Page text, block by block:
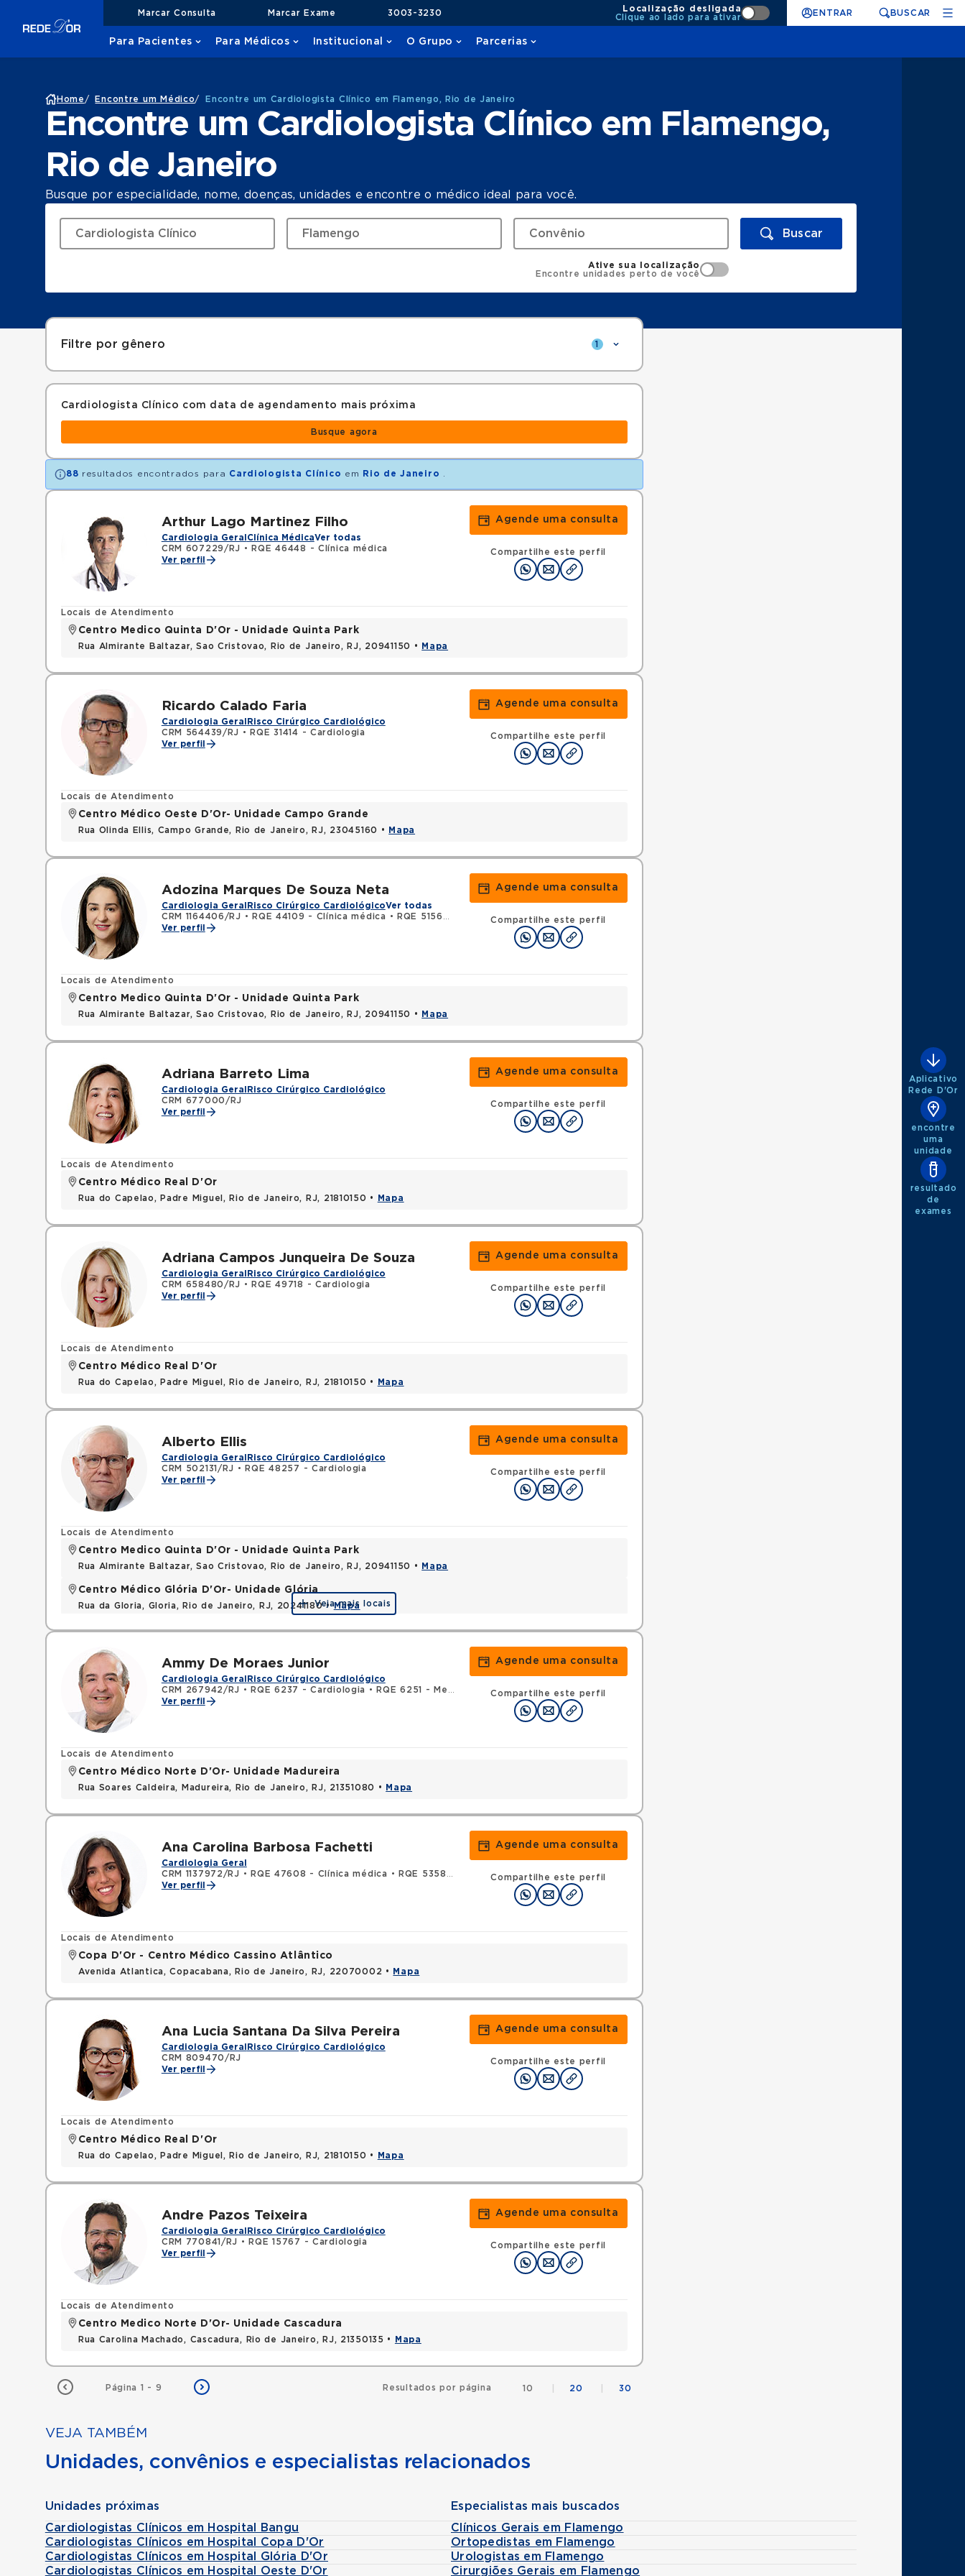
Marcar Consulta Marcar Exame 3003-3230
Localização desligada
Clique ao lado para ativar
ENTRAR BUSCAR
Para Pacientes Para Médicos Institucional O Grupo Parcerias
Home / Encontre um Médico/ Encontre um Cardiologista Clínico em Flamengo, Rio de Janeiro
Encontre um Cardiologista Clínico em Flamengo,
Rio de Janeiro
Busque por especialidade, nome, doenças, unidades e encontre o médico ideal para você.
Buscar
Ative sua localização
Encontre unidades perto de você
Filtre por gênero 1
Cardiologista Clínico com data de agendamento mais próxima
Busque agora
88 resultados encontrados para Cardiologista Clínico em Rio de Janeiro
Arthur Lago Martinez Filho
Cardiologia Geral Clínica MédicaVer todas
CRM 607229/RJ •
RQE 46448 - Clínica médica
Ver perfil
Agende uma consulta
Compartilhe este perfil
Locais de Atendimento
Centro Medico Quinta D'Or - Unidade Quinta Park
Rua Almirante Baltazar, Sao Cristovao, Rio de Janeiro, RJ, 20941150 • Mapa
Ricardo Calado Faria
Cardiologia Geral Risco Cirúrgico Cardiológico
CRM 564439/RJ •
RQE 31414 - Cardiologia
Ver perfil
Agende uma consulta
Compartilhe este perfil
Locais de Atendimento
Centro Médico Oeste D'Or- Unidade Campo Grande
Rua Olinda Ellis, Campo Grande, Rio de Janeiro, RJ, 23045160 • Mapa
Adozina Marques De Souza Neta
Cardiologia Geral Risco Cirúrgico CardiológicoVer todas
CRM 1164406/RJ • RQE 44109 - Clínica médica •
RQE 51567 - Cardiologia
Ver perfil
Agende uma consulta
Compartilhe este perfil
Locais de Atendimento
Centro Medico Quinta D'Or - Unidade Quinta Park
Rua Almirante Baltazar, Sao Cristovao, Rio de Janeiro, RJ, 20941150 • Mapa
Adriana Barreto Lima
Cardiologia Geral Risco Cirúrgico Cardiológico
CRM 677000/RJ
Ver perfil
Agende uma consulta
Compartilhe este perfil
Locais de Atendimento
Centro Médico Real D'Or
Rua do Capelao, Padre Miguel, Rio de Janeiro, RJ, 21810150 • Mapa
Adriana Campos Junqueira De Souza
Cardiologia Geral Risco Cirúrgico Cardiológico
CRM 658480/RJ •
RQE 49718 - Cardiologia
Ver perfil
Agende uma consulta
Compartilhe este perfil
Locais de Atendimento
Centro Médico Real D'Or
Rua do Capelao, Padre Miguel, Rio de Janeiro, RJ, 21810150 • Mapa
Alberto Ellis
Cardiologia Geral Risco Cirúrgico Cardiológico
CRM 502131/RJ •
RQE 48257 - Cardiologia
Ver perfil
Agende uma consulta
Compartilhe este perfil
Locais de Atendimento
Centro Medico Quinta D'Or - Unidade Quinta Park
Rua Almirante Baltazar, Sao Cristovao, Rio de Janeiro, RJ, 20941150 • Mapa
Centro Médico Glória D'Or- Unidade Glória
Rua da Gloria, Gloria, Rio de Janeiro, RJ, 20241180 •Mapa
Veja mais locais
Ammy De Moraes Junior
Cardiologia Geral Risco Cirúrgico Cardiológico
CRM 267942/RJ • RQE 6237 - Cardiologia •
RQE 6251 - Medicina do trabalho
Ver perfil
Agende uma consulta
Compartilhe este perfil
Locais de Atendimento
Centro Médico Norte D'Or- Unidade Madureira
Rua Soares Caldeira, Madureira, Rio de Janeiro, RJ, 21351080 • Mapa
Ana Carolina Barbosa Fachetti
Cardiologia Geral
CRM 1137972/RJ • RQE 47608 - Clínica médica •
RQE 53584 - Cardiologia
Ver perfil
Agende uma consulta
Compartilhe este perfil
Locais de Atendimento
Copa D'Or - Centro Médico Cassino Atlântico
Avenida Atlantica, Copacabana, Rio de Janeiro, RJ, 22070002 • Mapa
Ana Lucia Santana Da Silva Pereira
Cardiologia Geral Risco Cirúrgico Cardiológico
CRM 809470/RJ
Ver perfil
Agende uma consulta
Compartilhe este perfil
Locais de Atendimento
Centro Médico Real D'Or
Rua do Capelao, Padre Miguel, Rio de Janeiro, RJ, 21810150 • Mapa
Andre Pazos Teixeira
Cardiologia Geral Risco Cirúrgico Cardiológico
CRM 770841/RJ •
RQE 15767 - Cardiologia
Ver perfil
Agende uma consulta
Compartilhe este perfil
Locais de Atendimento
Centro Medico Norte D'Or- Unidade Cascadura
Rua Carolina Machado, Cascadura, Rio de Janeiro, RJ, 21350135 • Mapa
Página 1 - 9 Resultados por página 10 20 30
VEJA TAMBÉM
Unidades, convênios e especialistas relacionados
Unidades próximas
Cardiologistas Clínicos em Hospital Bangu
Cardiologistas Clínicos em Hospital Copa D'Or
Cardiologistas Clínicos em Hospital Glória D'Or
Cardiologistas Clínicos em Hospital Oeste D'Or
Especialistas mais buscados
Clínicos Gerais em Flamengo
Ortopedistas em Flamengo
Urologistas em Flamengo
Cirurgiões Gerais em Flamengo
Aplicativo
Rede D'Or
encontre
uma
unidade
resultado
de
exames